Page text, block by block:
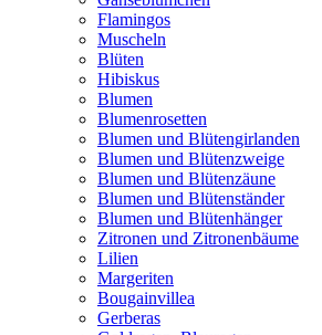
Flamingos
Muscheln
Blüten
Hibiskus
Blumen
Blumenrosetten
Blumen und Blütengirlanden
Blumen und Blütenzweige
Blumen und Blütenzäune
Blumen und Blütenständer
Blumen und Blütenhänger
Zitronen und Zitronenbäume
Lilien
Margeriten
Bougainvillea
Gerberas